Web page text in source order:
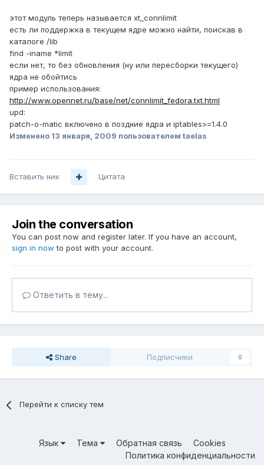
этот модуль теперь называется xt_connlimit
есть ли поддержка в текущем ядре можно найти, поискав в
каталоге /lib
find -iname *limit
если нет, то без обновления (ну или пересборки текущего)
ядра не обойтись
пример использования:
http://www.opennet.ru/base/net/connlimit_fedora.txt.html
upd:
patch-o-matic включено в поздние ядра и iptables>=1.4.0
Изменено 13 января, 2009 пользователем taelas
Вставить ник Цитата
Join the conversation
You can post now and register later. If you have an account,
sign in now to post with your account.
Ответить в тему...
Share Подписчики 0
Перейти к списку тем
Язык Тема Обратная связь
Cookies
Политика конфиденциальности